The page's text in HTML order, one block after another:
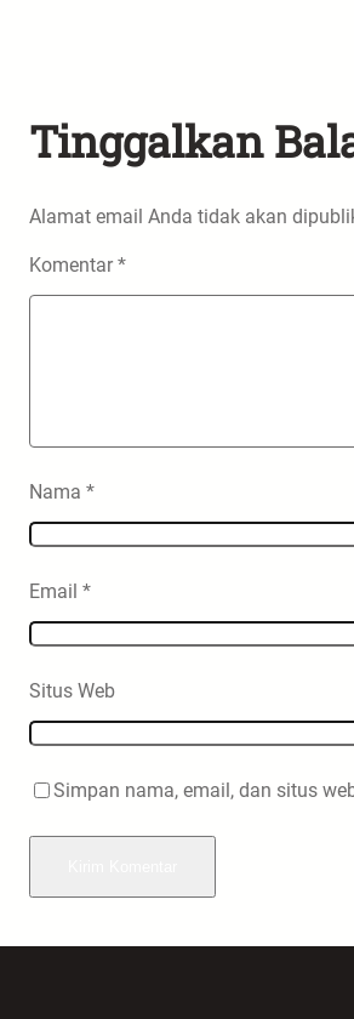
Tinggalkan
Alamat email Anda tidak akan
Komentar*
Nama *
Email *
Situs Web
Simpan nama, email, dan situs